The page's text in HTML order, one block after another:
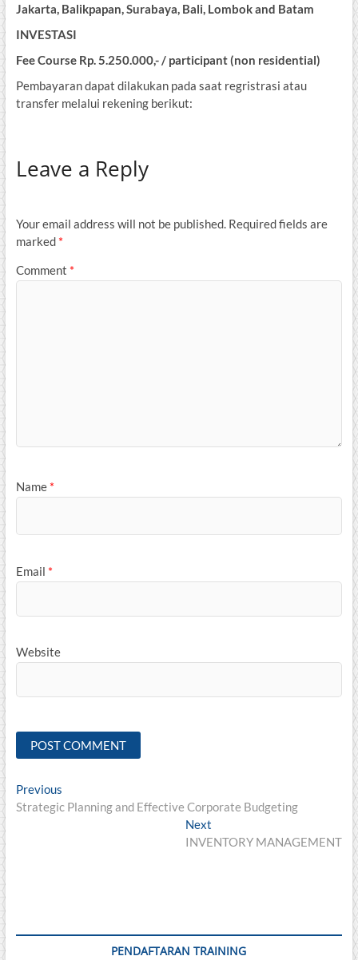
Jakarta, Balikpapan, Surabaya, Bali, Lombok and Batam
INVESTASI
Fee Course Rp. 5.250.000,- / participant (non residential)
Pembayaran dapat dilakukan pada saat regristrasi atau
transfer melalui rekening berikut:
Leave a Reply
Your email address will not be published. Required fields are
marked *
Comment *
Name *
Email *
Website
Post
navigation
PreviousPrevious
post:
Strategic Planning and Effective Corporate Budgeting
Next
post:
INVENTORY MANAGEMENT
PENDAFTARAN TRAINING